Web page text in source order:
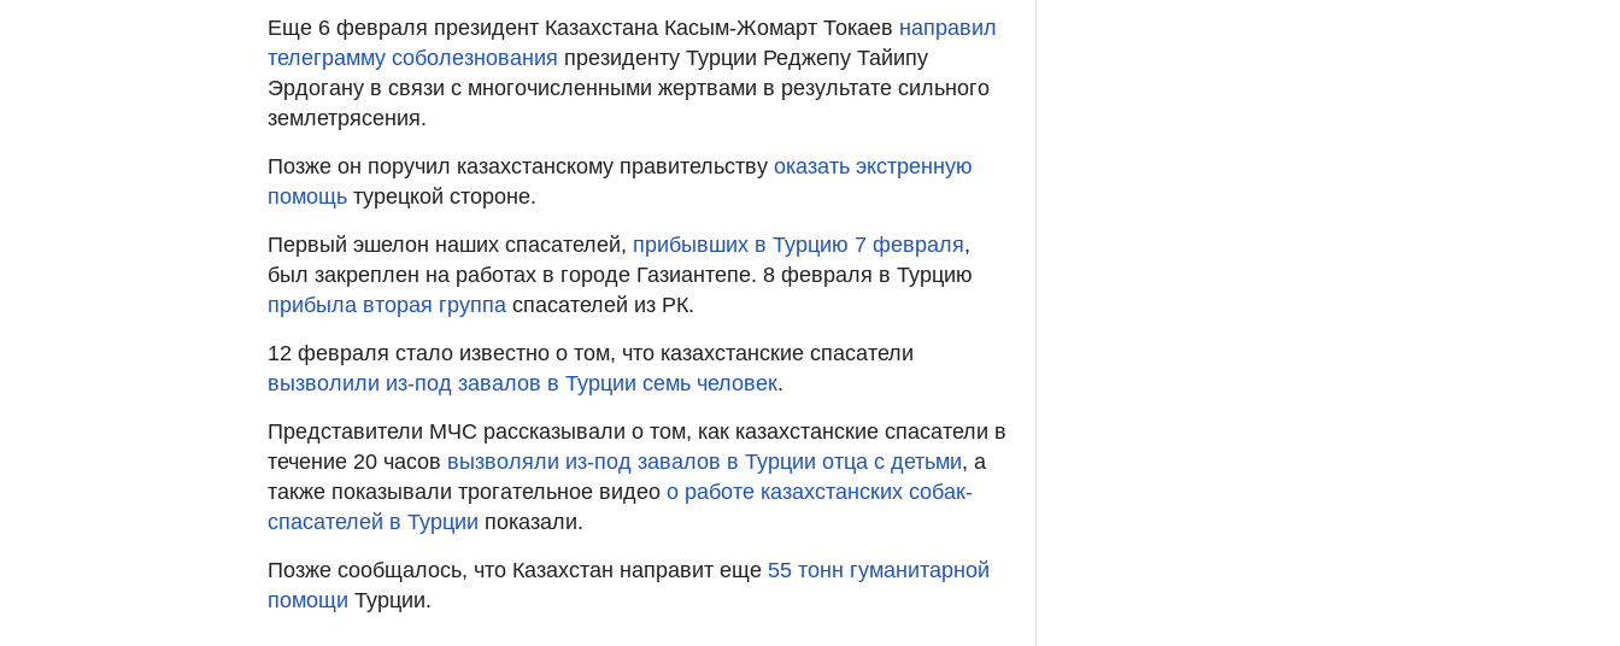
Еще 6 февраля президент Казахстана Касым-Жомарт Токаев направил
телеграмму соболезнования президенту Турции Реджепу Тайипу
Эрдогану в связи с многочисленными жертвами в результате сильного
землетрясения.
Позже он поручил казахстанскому правительству оказать экстренную
помощь турецкой стороне.
Первый эшелон наших спасателей, прибывших в Турцию 7 февраля,
был закреплен на работах в городе Газиантепе. 8 февраля в Турцию
прибыла вторая группа спасателей из РК.
12 февраля стало известно о том, что казахстанские спасатели
вызволили из-под завалов в Турции семь человек.
Представители МЧС рассказывали о том, как казахстанские спасатели в
течение 20 часов вызволяли из-под завалов в Турции отца с детьми, а
также показывали трогательное видео о работе казахстанских собак-
спасателей в Турции показали.
Позже сообщалось, что Казахстан направит еще 55 тонн гуманитарной
помощи Турции.